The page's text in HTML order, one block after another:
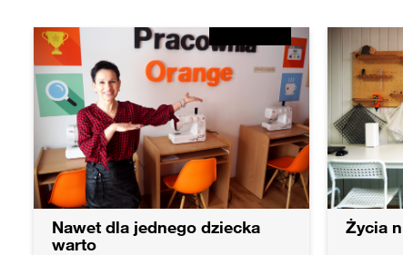
Nawet dla jednego dziecka
warto
Życia